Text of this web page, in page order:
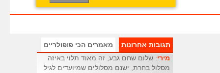
תגובות אחרונות
מאמרים הכי פופולריים
מירי: שלום שחם גבע, זה מאוד תלוי באיזה
מסלול בחרת, ישנם מסלולים שמיועדים לגיל